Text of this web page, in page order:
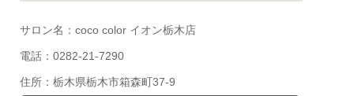
サロン名：coco color イオン栃木店
電話：0282-21-7290
住所：栃木県栃木市箱森町37-9